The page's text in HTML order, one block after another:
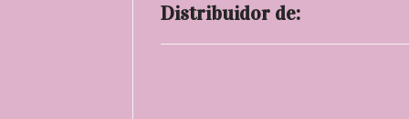
Distribuidor de: